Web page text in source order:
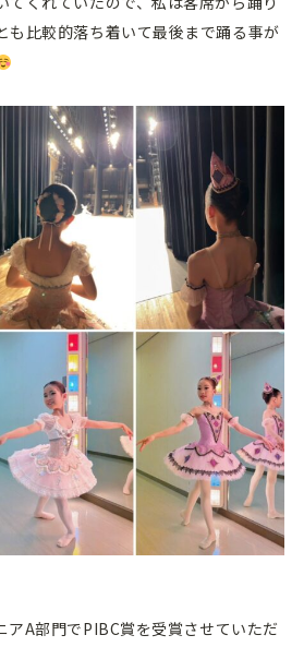
も比較的落ち着いて最後まで踊る事が
アA部門でPIBC賞を受賞させていただ